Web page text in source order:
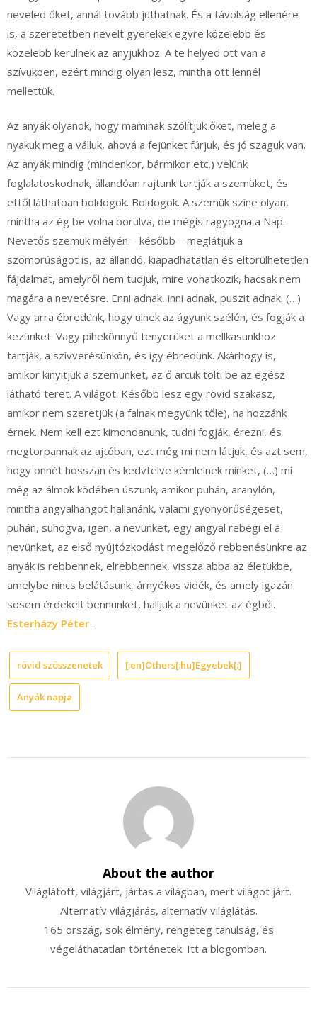
neveled őket, annál tovább juthatnak. És a távolság ellenére
is, a szeretetben nevelt gyerekek egyre közelebb és
közelebb kerülnek az anyjukhoz. A te helyed ott van a
szívükben, ezért mindig olyan lesz, mintha ott lennél
mellettük.
Az anyák olyanok, hogy maminak szólítjuk őket, meleg a
nyakuk meg a válluk, ahová a fejünket fúrjuk, és jó szaguk van.
Az anyák mindig (mindenkor, bármikor etc.) velünk
foglalatoskodnak, állandóan rajtunk tartják a szemüket, és
ettől láthatóan boldogok. Boldogok. A szemük színe olyan,
mintha az ég be volna borulva, de mégis ragyogna a Nap.
Nevetős szemük mélyén – később – meglátjuk a
szomorúságot is, az állandó, kiapadhatatlan és eltörülhetetlen
fájdalmat, amelyről nem tudjuk, mire vonatkozik, hacsak nem
magára a nevetésre. Enni adnak, inni adnak, puszit adnak. (…)
Vagy arra ébredünk, hogy ülnek az ágyunk szélén, és fogják a
kezünket. Vagy pihekönnyű tenyerüket a mellkasunkhoz
tartják, a szívverésünkön, és így ébredünk. Akárhogy is,
amikor kinyitjuk a szemünket, az ő arcuk tölti be az egész
látható teret. A világot. Később lesz egy rövid szakasz,
amikor nem szeretjük (a falnak megyünk tőle), ha hozzánk
érnek. Nem kell ezt kimondanunk, tudni fogják, érezni, és
megtorpannak az ajtóban, ezt még mi nem látjuk, és azt sem,
hogy onnét hosszan és kedvtelve kémlelnek minket, (…) mi
még az álmok ködében úszunk, amikor puhán, aranylón,
mintha angyalhangot hallanánk, valami gyönyörűségeset,
puhán, suhogva, igen, a nevünket, egy angyal rebegi el a
nevünket, az első nyújtózkodást megelőző rebbenésünkre az
anyák is rebbennek, elrebbennek, vissza abba az életükbe,
amelybe nincs belátásunk, árnyékos vidék, és amely igazán
sosem érdekelt bennünket, halljuk a nevünket az égből.
Esterházy Péter .
rövid szösszenetek [:en]Others[:hu]Egyebek[:]
Anyák napja
About the author
Világlátott, világjárt, jártas a világban, mert világot járt.
Alternatív világjárás, alternatív világlátás.
165 ország, sok élmény, rengeteg tanulság, és
végeláthatatlan történetek. Itt a blogomban.